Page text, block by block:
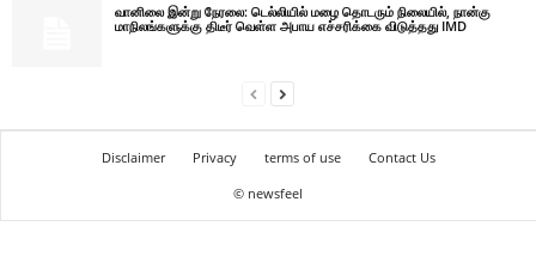
வானிலை இன்று நேரலை: டெல்லியில் மழை தொடரும் நிலையில், நான்கு
மாநிலங்களுக்கு திடீர் வெள்ள அபாய எச்சரிக்கை விடுத்தது IMD
Disclaimer Privacy terms of use
Contact Us
© newsfeel